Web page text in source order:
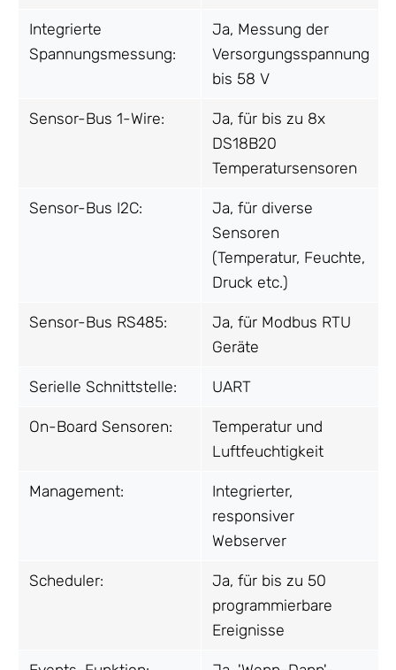
Integrierte
Spannungsmessung:
Ja, Messung der
Versorgungsspannung
bis 58 V
Sensor-Bus 1-Wire:
Ja, für bis zu 8x
DS18B20
Temperatursensoren
Sensor-Bus I2C:
Ja, für diverse
Sensoren
(Temperatur, Feuchte,
Druck etc.)
Sensor-Bus RS485:
Ja, für Modbus RTU
Geräte
Serielle Schnittstelle: UART
On-Board Sensoren:
Temperatur und
Luftfeuchtigkeit
Management:
Integrierter,
responsiver
Webserver
Scheduler:
Ja, für bis zu 50
programmierbare
Ereignisse